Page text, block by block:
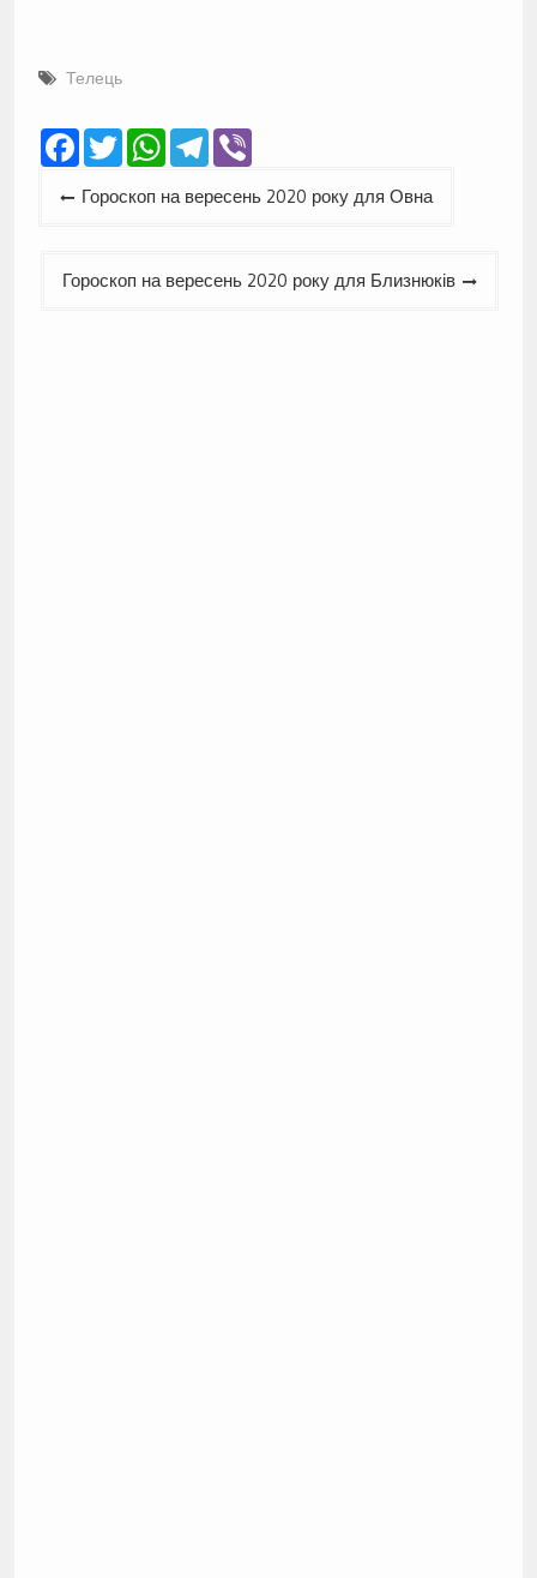
Телець
Facebook
TwitterWhatsApp
Telegram
Viber
Навігація
Гороскоп на вересень 2020 року для Овна
Гороскоп на вересень 2020 року для Близнюків